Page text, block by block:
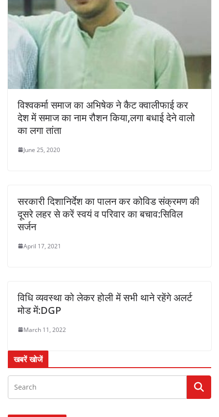
विश्वकर्मा समाज का अभिषेक ने कैट क्वालीफाई कर
देश में समाज का नाम रौशन किया,लगा बधाई देने वालो
का लगा तांता
June 25, 2020
सरकारी दिशानिर्देश का पालन कर कोविड संक्रमण की
दूसरे लहर से करें स्वयं व परिवार का बचाव:सिविल
सर्जन
April 17, 2021
विधि व्यवस्था को लेकर होली में सभी थाने रहेंगे अलर्ट
मोड में:DGP
March 11, 2022
खबरें खोजें